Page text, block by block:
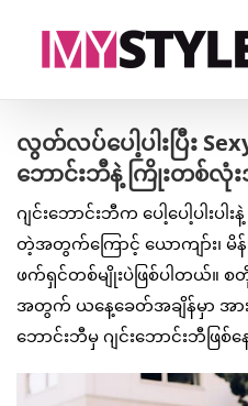
လွတ်လပ်ပေါ့ပါးပြီး
ဘောင်းဘီနဲ့ ကြိုးတစ်လုံး
ဂျင်းဘောင်းဘီက ပေါ့ပေါ့ပါ
တဲ့အတွက်ကြောင့် ယောကျာ်း၊
ဖက်ရှင်တစ်မျိုးပဲဖြစ်ပါတယ်။
အတွက် ယနေ့ခေတ်အချိန်မှာ အား
ဘောင်းဘီမှ ဂျင်းဘောင်းဘီဖြစ်န